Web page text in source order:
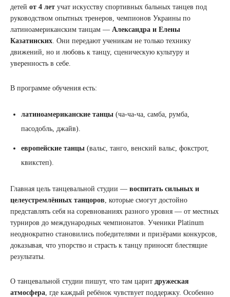
детей от 4 лет учат искусству спортивных бальных танцев под
руководством опытных тренеров, чемпионов Украины по
латиноамериканским танцам — Александра и Елены
Казатинских . Они передают ученикам не только технику
движений, но и любовь к танцу, сценическую культуру и
уверенность в себе.
В программе обучения есть:
латиноамериканские танцы (ча-ча-ча, самба, румба,
пасодобль, джайв).
европейские танцы (вальс, танго, венский вальс, фокстрот,
квикстеп).
Главная цель танцевальной студии — воспитать сильных и
целеустремлённых танцоров , которые смогут достойно
представлять себя на соревнованиях разного уровня — от местных
турниров до международных чемпионатов. Ученики Platinum
неоднократно становились победителями и призёрами конкурсов,
доказывая, что упорство и страсть к танцу приносят блестящие
результаты.
О танцевальной студии пишут, что там царит дружеская
атмосфера , где каждый ребёнок чувствует поддержку. Особенно